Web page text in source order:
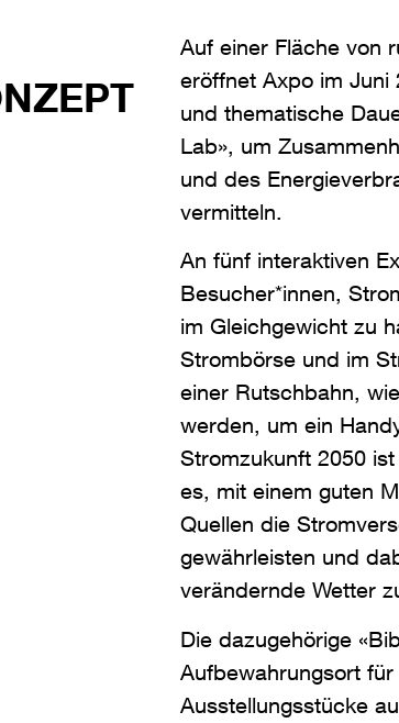
Auf einer Fläche von
eröffnet Axpo im Juni
und thematische
Lab», um
und des
vermitteln.
An fünf interaktiven
Besucher*innen,
im Gleichgewicht zu
Strombörse und im
einer Rutschbahn,
werden, um ein
Stromzukunft 2050
es, mit einem guten
Quellen die
gewährleisten und
verändernde Wetter
Die dazugehörige
Aufbewahrungsort
Ausstellungsstücke